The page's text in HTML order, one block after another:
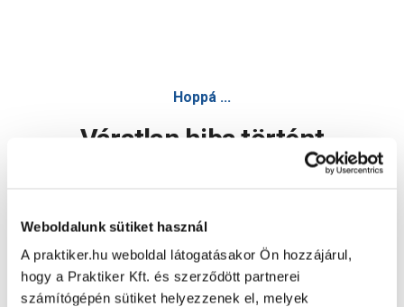
Weboldalunk sütiket használ
A praktiker.hu weboldal látogatásakor Ön hozzájárul,
hogy a Praktiker Kft. és szerződött partnerei
számítógépén sütiket helyezzenek el, melyek
Hoppá ...
Váratlan hiba történt
Oldal újratöltése